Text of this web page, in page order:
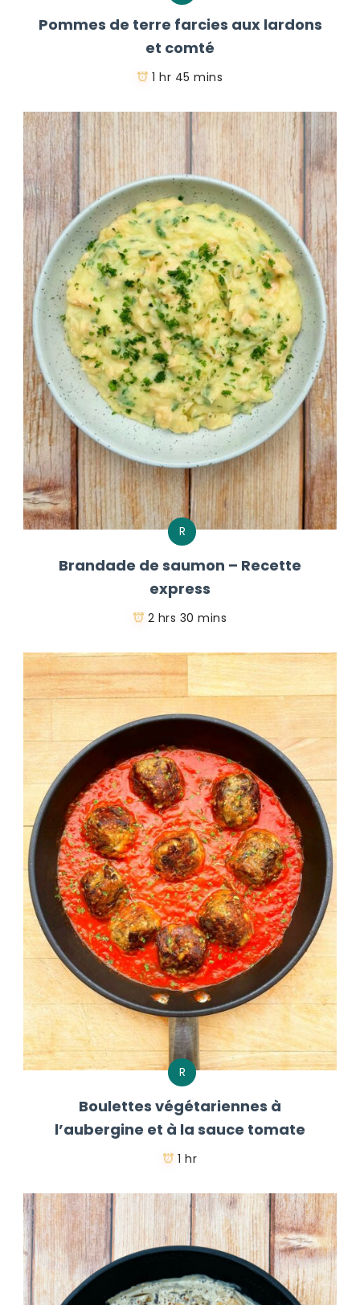
Pommes de terre farcies aux lardons
et comté
1 hr 45 mins
R
Brandade de saumon – Recette
express
2 hrs 30 mins
R
Boulettes végétariennes à
l’aubergine et à la sauce tomate
1 hr